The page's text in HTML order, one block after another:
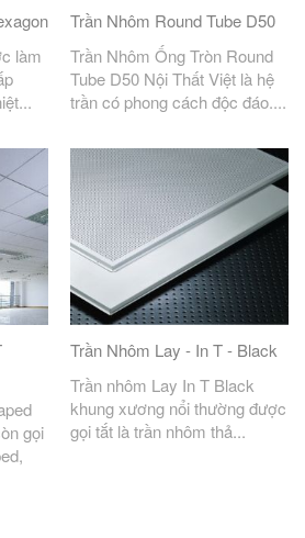
làm
Trần Nhôm Round Tube D50
Trần Nhôm Ống Tròn Round
Tube D50 Nội Thất Việt là hệ
trần có phong cách độc đáo....
gọi
Trần Nhôm Lay - In T - Black
Trần nhôm Lay In T Black
khung xương nổi thường được
gọi tắt là trần nhôm thả...